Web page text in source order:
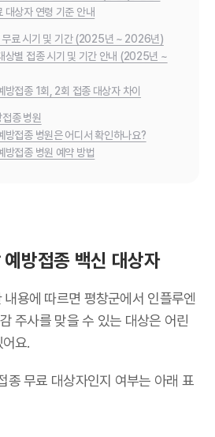
대상자 연령 기준 안내
무료 시기 및 기간 (2025년 ~ 2026년)
상별 접종 시기 및 기간 안내 (2025년 ~
방접종 1회, 2회 접종 대상자 차이
종 병원
방접종 병원은 어디서 확인하나요?
방접종 병원 예약 방법
방접종 백신 대상자
내용에 따르면 평창군에서 인플루엔
주사를 맞을 수 있는 대상은 어린
요.
종 무료 대상자인지 여부는 아래 표